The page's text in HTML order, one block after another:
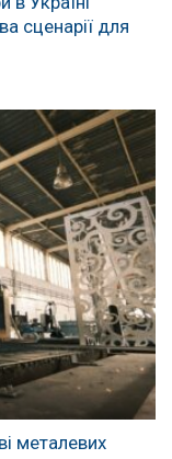
сценарії для
металевих